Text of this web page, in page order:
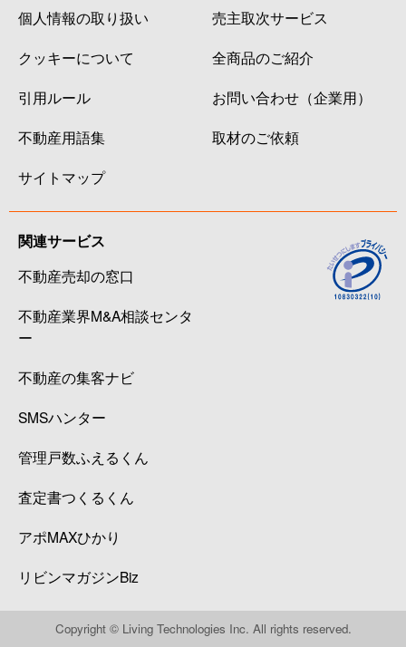
個人情報の取り扱い
クッキーについて
引用ルール
不動産用語集
サイトマップ
売主取次サービス
全商品のご紹介
お問い合わせ（企業用）
取材のご依頼
関連サービス
不動産売却の窓口
不動産業界M&A相談センタ
ー
不動産の集客ナビ
SMSハンター
管理戸数ふえるくん
査定書つくるくん
アポMAXひかり
リビンマガジンBiz
Copyright © Living Technologies Inc. All rights reserved.